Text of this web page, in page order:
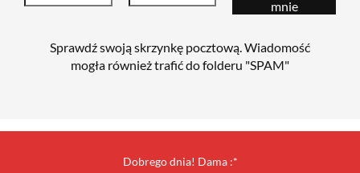
Sprawdź swoją skrzynkę pocztową. Wiadomość
mogła również trafić do folderu "SPAM"
Dobrego dnia! Dama :*